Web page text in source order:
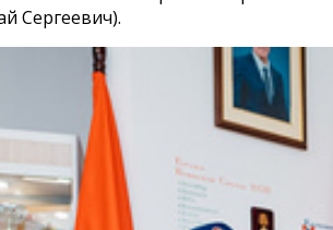
Сергеевич).